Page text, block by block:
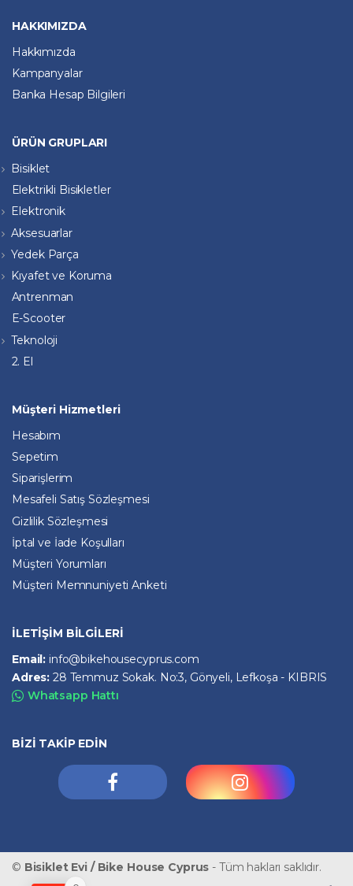
HAKKIMIZDA
Hakkımızda
Kampanyalar
Banka Hesap Bilgileri
ÜRÜN GRUPLARI
Bisiklet
Elektrikli Bisikletler
Elektronik
Aksesuarlar
Yedek Parça
Kıyafet ve Koruma
Antrenman
E-Scooter
Teknoloji
2. El
Müşteri Hizmetleri
Hesabım
Sepetim
Siparişlerim
Mesafeli Satış Sözleşmesi
Gizlilik Sözleşmesi
İptal ve İade Koşulları
Müşteri Yorumları
Müşteri Memnuniyeti Anketi
İLETİŞİM BİLGİLERİ
Email: info@bikehousecyprus.com
Adres:28 Temmuz Sokak. No:3, Gönyeli, Lefkoşa - KIBRIS
Whatsapp Hattı
BİZİ TAKİP EDİN
© Bisiklet Evi / Bike House Cyprus - Tüm hakları saklıdır.